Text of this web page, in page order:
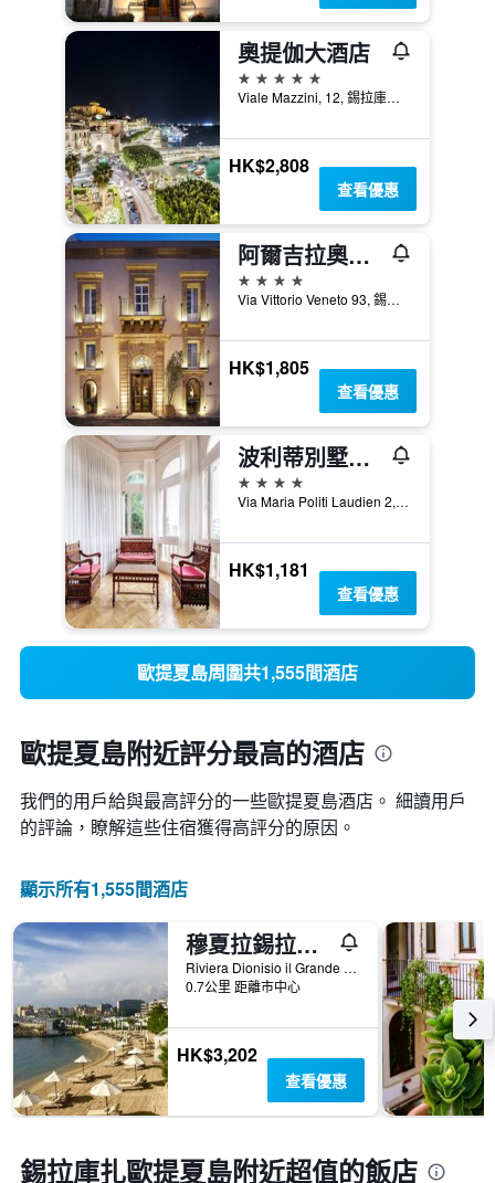
奧提伽大酒店
5星級
Viale Mazzini, 12, 錫拉庫扎, 西西里島, 義大利
HK$2,808
查看優惠
阿爾吉拉奧提伽古城迷人酒店
4星級
Via Vittorio Veneto 93, 錫拉庫扎, 西西里島, 義大利
HK$1,805
查看優惠
波利蒂別墅大酒店
4星級
Via Maria Politi Laudien 2, 錫拉庫扎, 西西里島, 義大利
HK$1,181
查看優惠
歐提夏島周圍共1,555間酒店
歐提夏島附近評分最高的酒店
我們的用戶給與最高評分的一些歐提夏島酒店。 細讀用戶
的評論，瞭解這些住宿獲得高評分的原因。
顯示所有1,555間酒店
穆夏拉錫拉庫扎度假酒店
Riviera Dionisio il Grande 42-44, 錫拉庫扎, 西西里島, 義大利
0.7公里 距離市中心
HK$3,202
查看優惠
錫拉庫扎歐提夏島附近超值的飯店